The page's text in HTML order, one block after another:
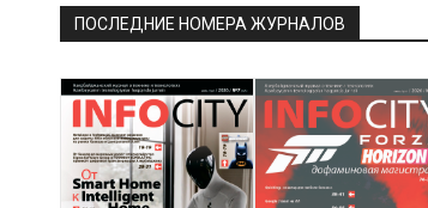
ПОСЛЕДНИЕ НОМЕРА ЖУРНАЛОВ